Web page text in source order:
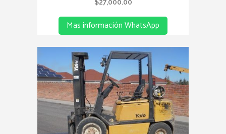
$27,000.00
Mas información WhatsApp